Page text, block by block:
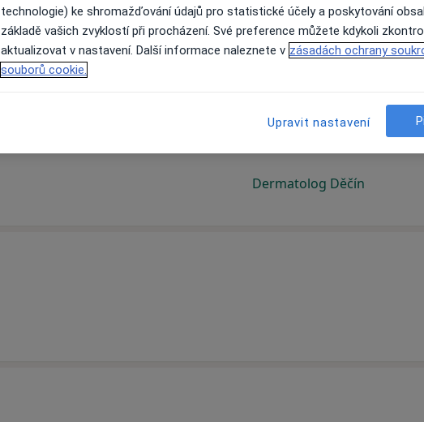
Dermatolog Česká Lípa
Dermatolog Český Těšín
Dermatolog Děčín
technologie) ke shromažďování údajů pro statistické účely a poskytování
základě vašich zvyklostí při procházení. Své preference můžete kdykoli
aktualizovat v nastavení. Další informace naleznete v zásadách ochrany
souborů cookie.
Upravit nastavení